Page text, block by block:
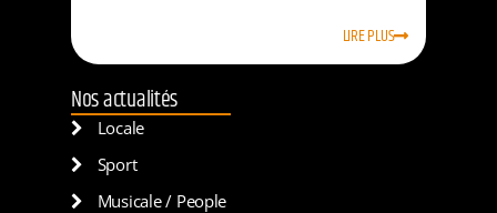
LIRE PLUS
Nos actualités
Locale
Sport
Musicale / People